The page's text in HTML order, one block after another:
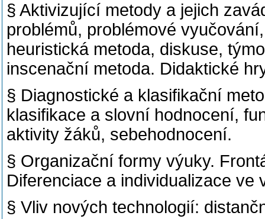
§ Aktivizující metody a jejich
problémů, problémové
heuristická metoda, diskuse,
inscenační metoda. Didaktické
§ Diagnostické a klasifikační
klasifikace a slovní hodnocení,
aktivity žáků, sebehodnocení.
§ Organizační formy výuky.
Diferenciace a individualizace ve
§ Vliv nových technologií: